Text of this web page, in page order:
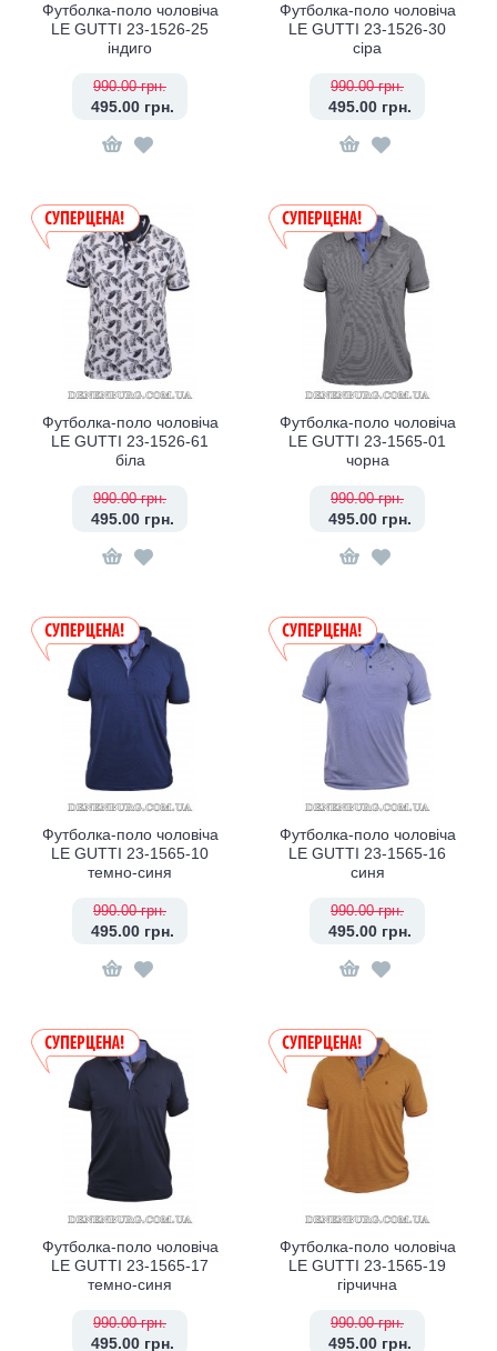
Футболка-поло чоловіча
LE GUTTI 23-1526-25
індиго
990.00 грн.
495.00 грн.
Футболка-поло чоловіча
LE GUTTI 23-1526-30
сіра
990.00 грн.
495.00 грн.
Футболка-поло чоловіча
LE GUTTI 23-1526-61
біла
990.00 грн.
495.00 грн.
Футболка-поло чоловіча
LE GUTTI 23-1565-01
чорна
990.00 грн.
495.00 грн.
Футболка-поло чоловіча
LE GUTTI 23-1565-10
темно-синя
990.00 грн.
495.00 грн.
Футболка-поло чоловіча
LE GUTTI 23-1565-16
синя
990.00 грн.
495.00 грн.
Футболка-поло чоловіча
LE GUTTI 23-1565-17
темно-синя
990.00 грн.
495.00 грн.
Футболка-поло чоловіча
LE GUTTI 23-1565-19
гірчична
990.00 грн.
495.00 грн.